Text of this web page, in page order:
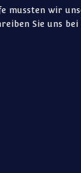
mussten wir
Sie uns